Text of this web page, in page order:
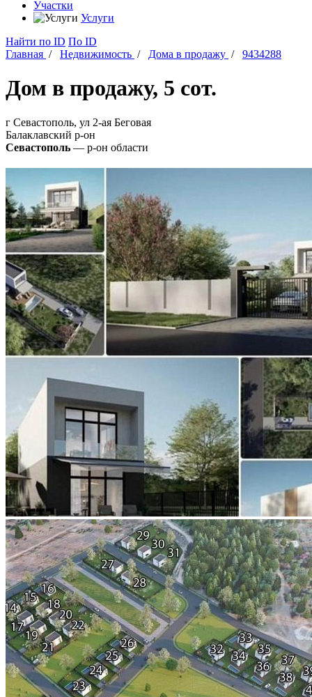
Участки
Услуги
Найти по ID По ID
Главная / Недвижимость / Дома в продажу / 9434288
Дом в продажу, 5 сот.
г Севастополь, ул 2-ая Беговая
Балаклавский р-он
Севастополь — р-он области